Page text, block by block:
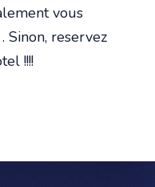
vous
reservez
!!!!